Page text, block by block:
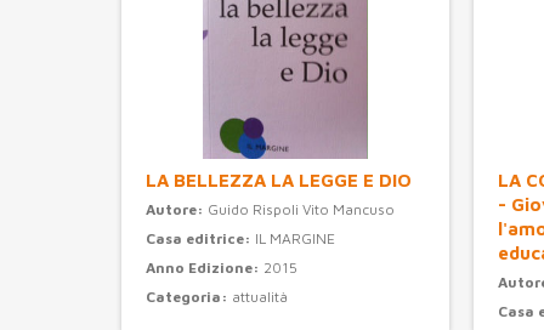
LA BELLEZZA LA LEGGE E DIO
Autore: Guido Rispoli Vito Mancuso
Casa editrice: IL MARGINE
Anno Edizione: 2015
Categoria: attualità
LA
-
Casa